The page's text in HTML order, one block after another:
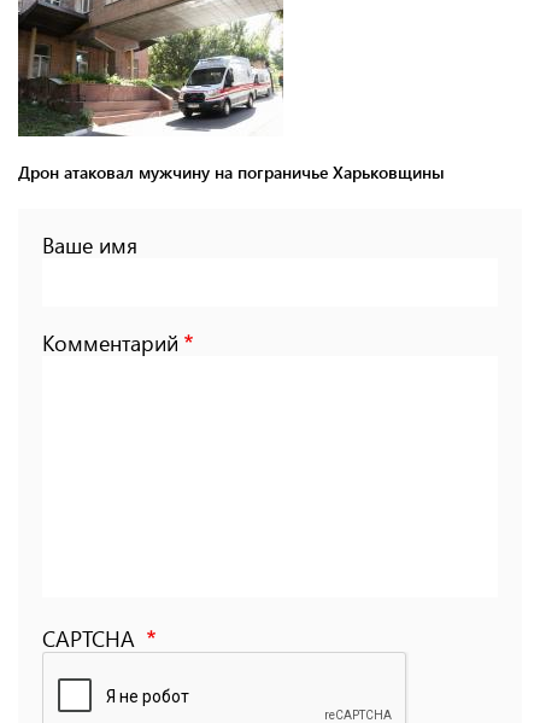
Дрон атаковал мужчину на пограничье Харьковщины
Ваше имя
Комментарий
CAPTCHA